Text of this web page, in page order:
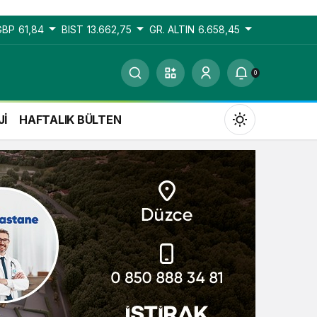
61,84 BIST 13.662,75 GR. ALTIN 6.658,45
0
HAFTALIK BÜLTEN
Gündüz Modu
Gündüz modunu seçin.
Gece Modu
Gece modunu seçin.